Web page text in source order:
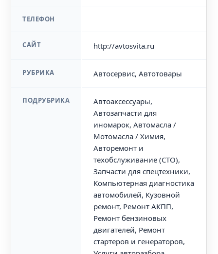
ТЕЛЕФОН
САЙТ http://avtosvita.ru
РУБРИКА Автосервис, Автотовары
ПОДРУБРИКА
Автоаксессуары,
Автозапчасти для
иномарок, Автомасла /
Мотомасла / Химия,
Авторемонт и
техобслуживание (СТО),
Запчасти для спецтехники,
Компьютерная диагностика
автомобилей, Кузовной
ремонт, Ремонт АКПП,
Ремонт бензиновых
двигателей, Ремонт
стартеров и генераторов,